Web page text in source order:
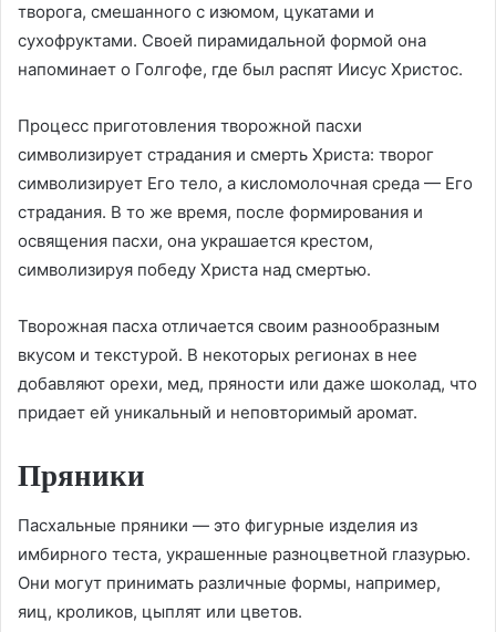
творога, смешанного с изюмом, цукатами и
сухофруктами. Своей пирамидальной формой она
напоминает о Голгофе, где был распят Иисус Христос.
Процесс приготовления творожной пасхи
символизирует страдания и смерть Христа: творог
символизирует Его тело, а кисломолочная среда — Его
страдания. В то же время, после формирования и
освящения пасхи, она украшается крестом,
символизируя победу Христа над смертью.
Творожная пасха отличается своим разнообразным
вкусом и текстурой. В некоторых регионах в нее
добавляют орехи, мед, пряности или даже шоколад, что
придает ей уникальный и неповторимый аромат.
Пряники
Пасхальные пряники — это фигурные изделия из
имбирного теста, украшенные разноцветной глазурью.
Они могут принимать различные формы, например,
яиц, кроликов, цыплят или цветов.